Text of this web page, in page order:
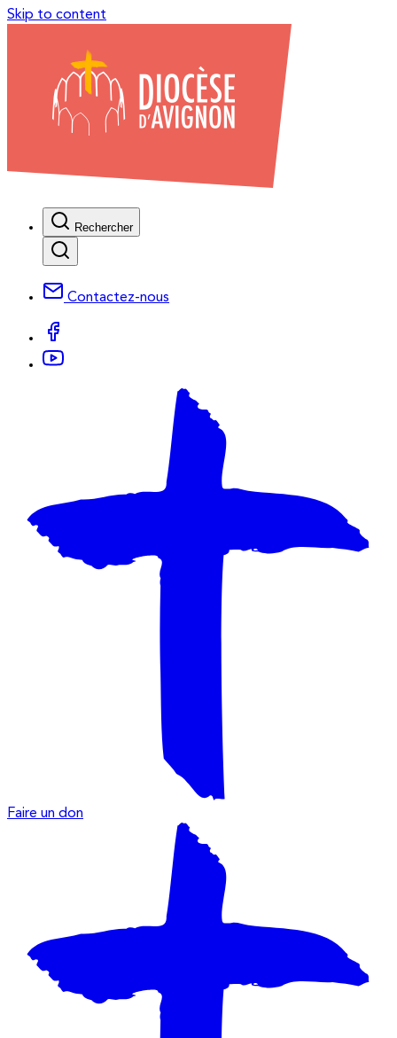
Skip to content
Rechercher
Contactez-nous
Faire un don